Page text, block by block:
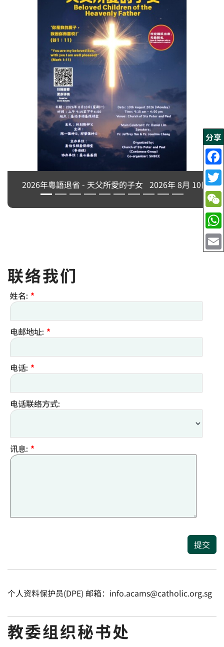
分享
2026年粵語退省 - 天父所愛的子女 2026年 8月 10日
联络我们
姓名: *
电邮地址: *
电话: *
电话联络方式:
讯息: *
提交
个人资料保护员(DPE) 邮箱：info.acams@catholic.org.sg
教委组织秘书处